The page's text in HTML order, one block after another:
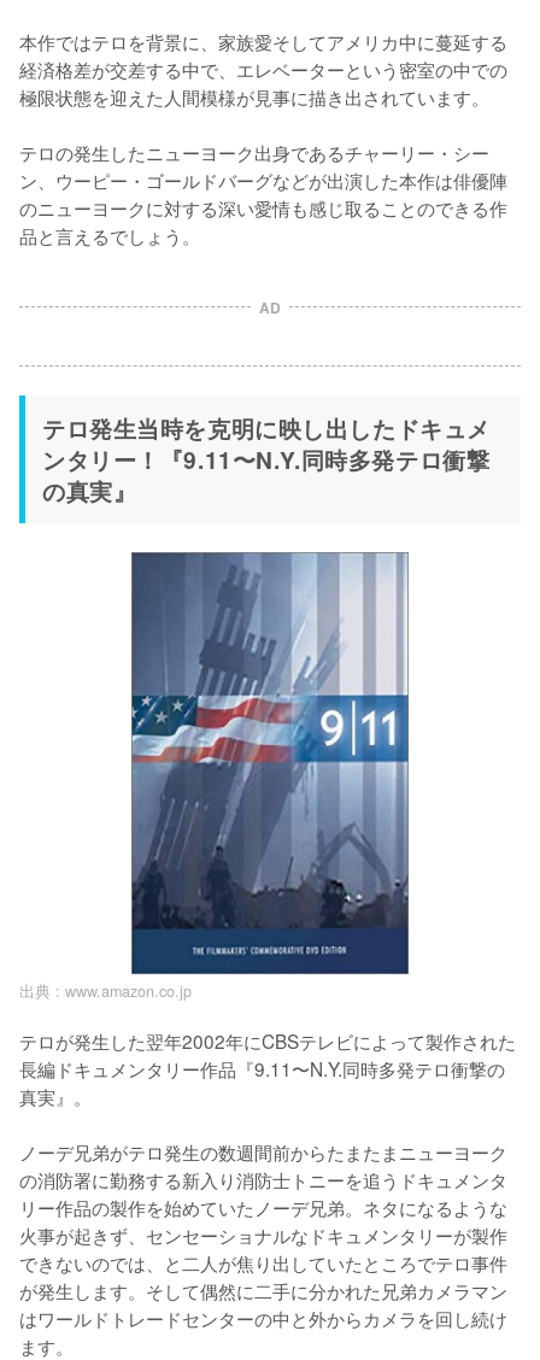
本作ではテロを背景に、家族愛そしてアメリカ中に蔓延する
経済格差が交差する中で、エレベーターという密室の中での
極限状態を迎えた人間模様が見事に描き出されています。
テロの発生したニューヨーク出身であるチャーリー・シー
ン、ウーピー・ゴールドバーグなどが出演した本作は俳優陣
のニューヨークに対する深い愛情も感じ取ることのできる作
品と言えるでしょう。
AD
テロ発生当時を克明に映し出したドキュメ
ンタリー！『9.11〜N.Y.同時多発テロ衝撃
の真実』
出典 : www.amazon.co.jp
テロが発生した翌年2002年にCBSテレビによって製作された
長編ドキュメンタリー作品『9.11〜N.Y.同時多発テロ衝撃の
真実』。
ノーデ兄弟がテロ発生の数週間前からたまたまニューヨーク
の消防署に勤務する新入り消防士トニーを追うドキュメンタ
リー作品の製作を始めていたノーデ兄弟。ネタになるような
火事が起きず、センセーショナルなドキュメンタリーが製作
できないのでは、と二人が焦り出していたところでテロ事件
が発生します。そして偶然に二手に分かれた兄弟カメラマン
はワールドトレードセンターの中と外からカメラを回し続け
ます。